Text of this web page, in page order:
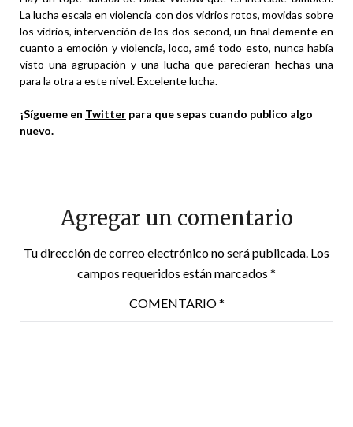
La lucha escala en violencia con dos vidrios rotos, movidas sobre
los vidrios, intervención de los dos second, un final demente en
cuanto a emoción y violencia, loco, amé todo esto, nunca había
visto una agrupación y una lucha que parecieran hechas una
para la otra a este nivel. Excelente lucha.
¡Sígueme en Twitter para que sepas cuando publico algo
nuevo.
Agregar un comentario
Tu dirección de correo electrónico no será publicada. Los
campos requeridos están marcados *
COMENTARIO*